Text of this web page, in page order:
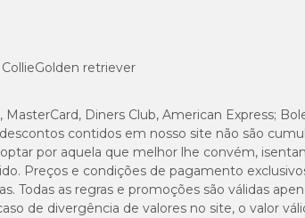
uma linha completa de vermífugos para todas as fases
Filhote, Vermivet Iver, Vermivet Composto e
Golden retriever
MasterCard, Diners Club, American Express;
contidos em nosso site não são
por aquela que melhor lhe convém,
Preços e condições de pagamento
Todas as regras e promoções são válidas
de divergência de valores no site, o valor